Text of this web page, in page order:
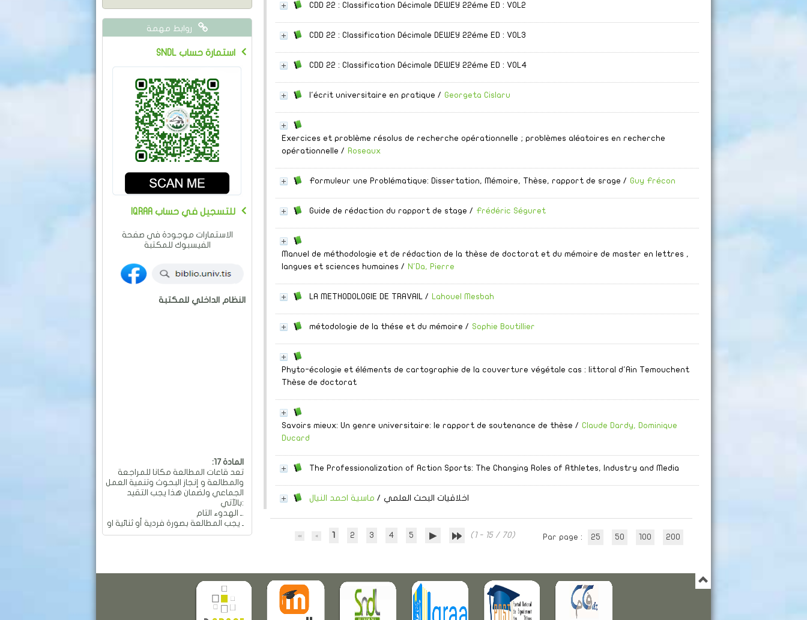
CDD 22 : Classification Décimale DEWEY 22éme ED : VOL2
CDD 22 : Classification Décimale DEWEY 22éme ED : VOL3
CDD 22 : Classification Décimale DEWEY 22éme ED : VOL4
l'écrit universitaire en pratique / Georgeta Cislaru
Exercices et problème résolus de recherche opérationnelle ; problèmes aléatoires en recherche
opérationnelle / Roseaux
Formuleur une Problématique: Dissertation, Mémoire, Thèse, rapport de srage / Guy Frécon
Guide de rédaction du rapport de stage / Frédéric Séguret
Manuel de méthodologie et de rédaction de la thèse de doctorat et du mémoire de master en lettres ,
langues et sciences humaines / N'Da, Pierre
LA METHODOLOGIE DE TRAVAIL / Lahouel Mesbah
métodologie de la thése et du mémoire / Sophie Boutillier
Phyto-écologie et éléments de cartographie de la couverture végétale cas : littoral d'Ain Temouchent
Thèse de doctorat
Savoirs mieux: Un genre universitaire: le rapport de soutenance de thèse / Claude Dardy, Dominique
Ducard
The Professionalization of Action Sports: The Changing Roles of Athletes, Industry and Media
اخلاقيات البحث العلمي / ماسية احمد النيال
1 2 3 4 5 (1 - 15 / 70) Par page : 25 50 100 200
روابط مهمة
SNDL استمارة حساب
IQRAA للتسجيل في حساب
الاستمارات موجودة في صفحة
الفيسبوك للمكتبة
النظام الداخلي للمكتبة
تعد قاعات المطالعة مكانا للمراجعة
والمطالعة و إنجاز البحوث وتنمية العمل
الجماعي ولضمان هذا يجب التقيد
بالآتي:
ـ الهدوء التام.
ـ يجب المطالعة بصورة فردية أو ثنائية او
جماعية و بهدوء تام.
ـ ممنوع العمل الجماعي والمناقشات
به في الطاولة الواحدة والمقدر بـ: 04
ـ ممنوع تحريك وتحويل الأثاث من
معدات وطاولات وكراسي من أماكنها
والكتابة عليها.